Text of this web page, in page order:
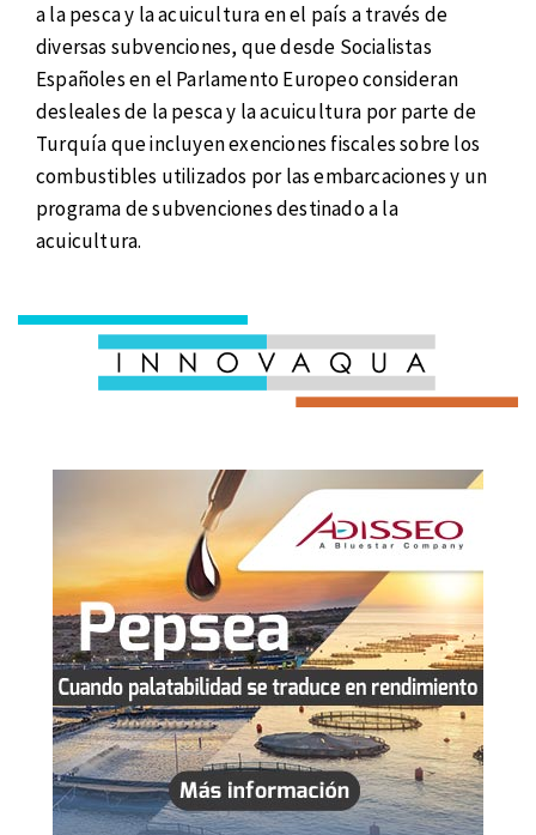
a la pesca y la acuicultura en el país a través de
diversas subvenciones, que desde Socialistas
Españoles en el Parlamento Europeo consideran
desleales de la pesca y la acuicultura por parte de
Turquía que incluyen exenciones fiscales sobre los
combustibles utilizados por las embarcaciones y un
programa de subvenciones destinado a la
acuicultura.